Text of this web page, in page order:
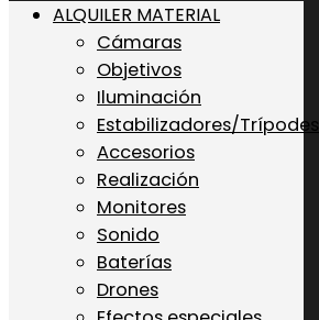
ALQUILER MATERIAL
Cámaras
Objetivos
Iluminación
Estabilizadores/Trípodes
Accesorios
Realización
Monitores
Sonido
Baterías
Drones